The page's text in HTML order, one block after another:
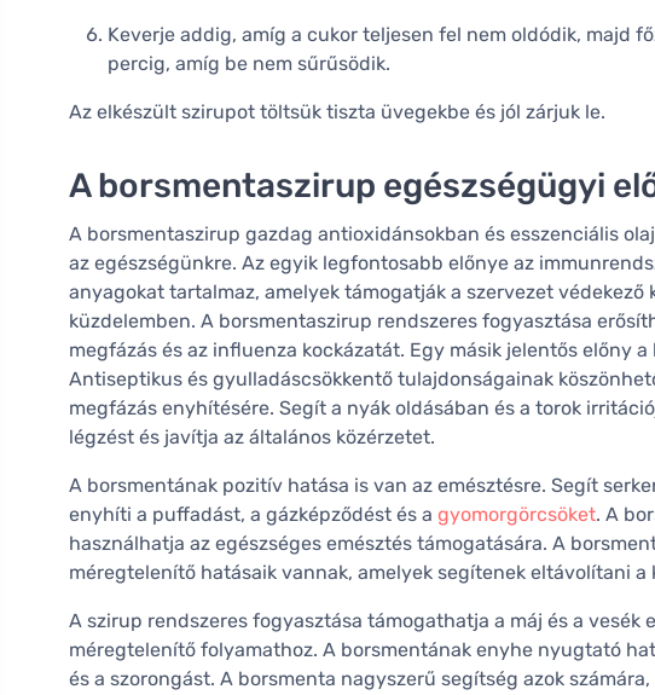
Keverje addig, amíg a cukor teljesen fel nem oldódik, majd
percig, amíg be nem sűrűsödik.
Az elkészült szirupot töltsük tiszta üvegekbe és jól zárjuk le.
A borsmentaszirup egészségügyi
A borsmentaszirup gazdag antioxidánsokban és esszenciális
az egészségünkre. Az egyik legfontosabb előnye az
anyagokat tartalmaz, amelyek támogatják a szervezet
küzdelemben. A borsmentaszirup rendszeres fogyasztása
megfázás és az influenza kockázatát. Egy másik jelentős előny
Antiseptikus és gyulladáscsökkentő tulajdonságainak
megfázás enyhítésére. Segít a nyák oldásában és a torok
légzést és javítja az általános közérzetet.
A borsmentának pozitív hatása is van az emésztésre. Segít
enyhíti a puffadást, a gázképződést és a gyomorgörcsöket. A
használhatja az egészséges emésztés támogatására. A
méregtelenítő hatásaik vannak, amelyek segítenek eltávolítani a
A szirup rendszeres fogyasztása támogathatja a máj és a vesék
méregtelenítő folyamathoz. A borsmentának enyhe nyugtató
és a szorongást. A borsmenta nagyszerű segítség azok